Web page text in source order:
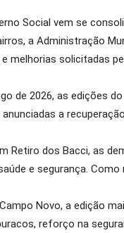
Social vem se
a Administração
melhorias solicitadas
de 2026, as edições
a
Retiro dos Bacci, as
e segurança.
Novo, a edição
reforço na